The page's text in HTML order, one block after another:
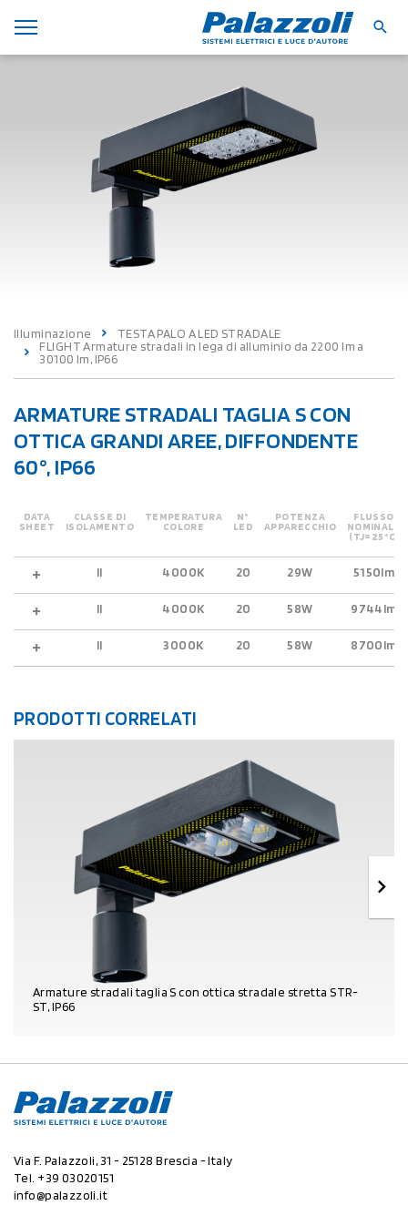
Illuminazione
TESTA PALO A LED STRADALE
FLIGHT Armature stradali in lega di alluminio da 2200 lm a
30100 lm, IP66
ARMATURE STRADALI TAGLIA S CON
OTTICA GRANDI AREE, DIFFONDENTE
60°, IP66
DATA
SHEET
CLASSE DI
ISOLAMENTO
TEMPERATURA
COLORE
N°
LED
POTENZA
APPARECCHIO
FLUSSO
NOMINALE
(TJ=25°C)
II 4000K 20 29W 5150lm
II 4000K 20 58W 9744lm
II 3000K 20 58W 8700lm
PRODOTTI CORRELATI
Armature stradali taglia S con ottica stradale stretta STR-
ST, IP66
Via F. Palazzoli, 31 - 25128 Brescia - Italy
Tel. +39 03020151
info@palazzoli.it